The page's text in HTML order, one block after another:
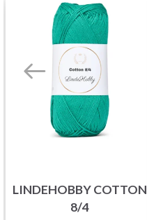
LINDEHOBBY COTTON
8/4